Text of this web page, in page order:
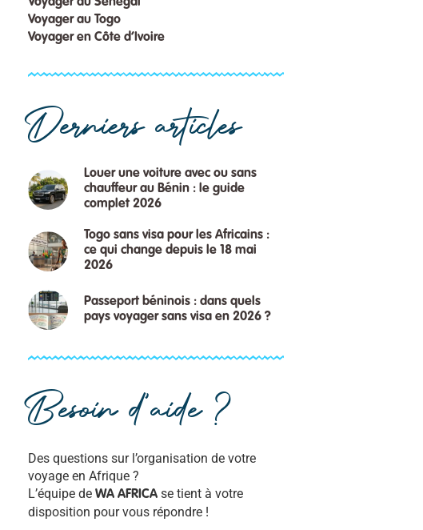
Voyager au Togo
Voyager en Côte d’Ivoire
Derniers articles
Louer une voiture avec ou sans
chauffeur au Bénin : le guide
complet 2026
Togo sans visa pour les Africains :
ce qui change depuis le 18 mai
2026
Passeport béninois : dans quels
pays voyager sans visa en 2026 ?
Besoin d'aide ?
Des questions sur l’organisation de votre
voyage en Afrique ?
L’équipe de WA AFRICAse tient à votre
disposition pour vous répondre !